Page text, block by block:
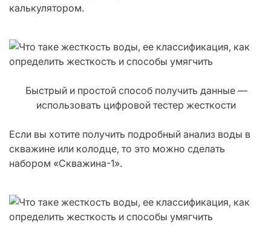
калькулятором.
Быстрый и простой способ получить данные —
использовать цифровой тестер жесткости
Если вы хотите получить подробный анализ воды в
скважине или колодце, то это можно сделать
набором «Скважина-1».